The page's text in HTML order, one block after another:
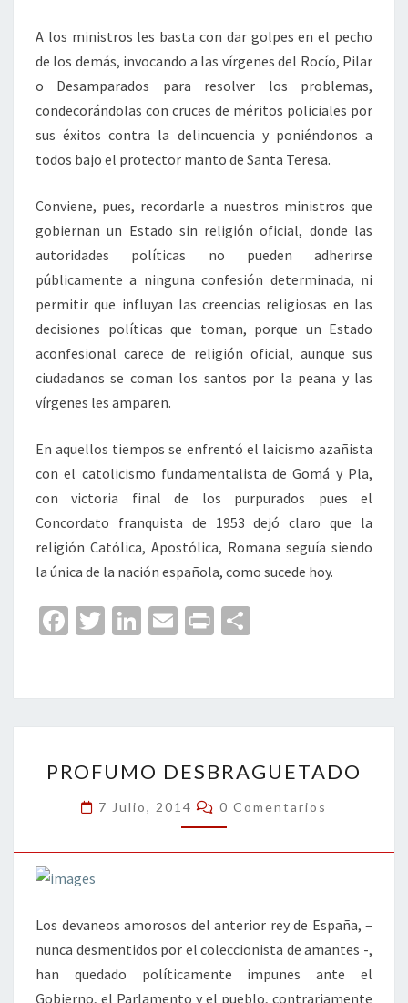
A los ministros les basta con dar golpes en el pecho
de los demás, invocando a las vírgenes del Rocío, Pilar
o Desamparados para resolver los problemas,
condecorándolas con cruces de méritos policiales por
sus éxitos contra la delincuencia y poniéndonos a
todos bajo el protector manto de Santa Teresa.
Conviene, pues, recordarle a nuestros ministros que
gobiernan un Estado sin religión oficial, donde las
autoridades políticas no pueden adherirse
públicamente a ninguna confesión determinada, ni
permitir que influyan las creencias religiosas en las
decisiones políticas que toman, porque un Estado
aconfesional carece de religión oficial, aunque sus
ciudadanos se coman los santos por la peana y las
vírgenes les amparen.
En aquellos tiempos se enfrentó el laicismo azañista
con el catolicismo fundamentalista de Gomá y Pla,
con victoria final de los purpurados pues el
Concordato franquista de 1953 dejó claro que la
religión Católica, Apostólica, Romana seguía siendo
la única de la nación española, como sucede hoy.
Fa
o
o
k
T
er
Li
dI
n
E
l
Pr
p
ar
tir
DESBRAGUETADO
PROFUMO DESBRAGUETADO
7 Julio, 2014 Comentarios
0 Comentarios
Los devaneos amorosos del anterior rey de España, –
nunca desmentidos por el coleccionista de amantes -,
han quedado políticamente impunes ante el
Gobierno, el Parlamento y el pueblo, contrariamente